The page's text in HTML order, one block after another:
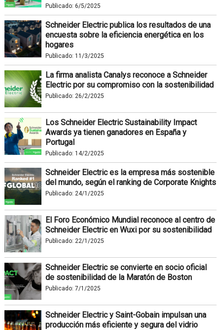
Publicado: 6/5/2025
Schneider Electric publica los resultados de una
encuesta sobre la eficiencia energética en los
hogares
Publicado: 11/3/2025
La firma analista Canalys reconoce a Schneider
Electric por su compromiso con la sostenibilidad
Publicado: 26/2/2025
Los Schneider Electric Sustainability Impact
Awards ya tienen ganadores en España y
Portugal
Publicado: 14/2/2025
Schneider Electric es la empresa más sostenible
del mundo, según el ranking de Corporate Knights
Publicado: 24/1/2025
El Foro Económico Mundial reconoce al centro de
Schneider Electric en Wuxi por su sostenibilidad
Publicado: 22/1/2025
Schneider Electric se convierte en socio oficial
de sostenibilidad de la Maratón de Boston
Publicado: 7/1/2025
Schneider Electric y Saint-Gobain impulsan una
producción más eficiente y segura del vidrio